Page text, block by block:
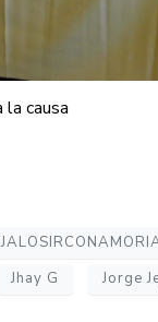
la causa
Jhay G Jorge